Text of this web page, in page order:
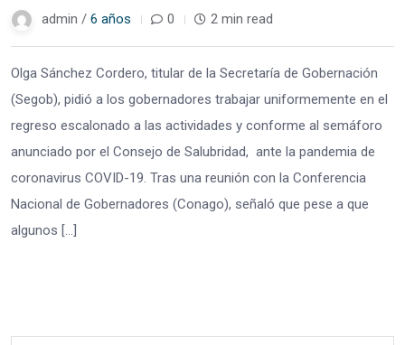
admin / 6 años 0 2 min read
Olga Sánchez Cordero, titular de la Secretaría de Gobernación
(Segob), pidió a los gobernadores trabajar uniformemente en el
regreso escalonado a las actividades y conforme al semáforo
anunciado por el Consejo de Salubridad, ante la pandemia de
coronavirus COVID-19. Tras una reunión con la Conferencia
Nacional de Gobernadores (Conago), señaló que pese a que
algunos […]